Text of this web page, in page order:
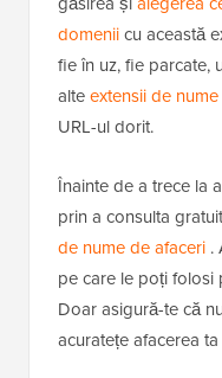
domeniicu această
fie în uz, fie parcate,
alteextensii de
URL-ul dorit.
Înainte de a trece la
prin a consulta
de nume de afaceri .
pe care le poți folosi
Doar asigură-te că
acuratețe afacerea